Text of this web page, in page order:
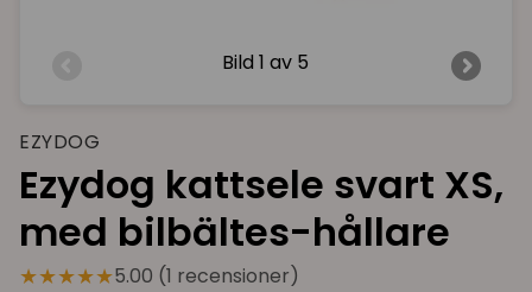
Bild1 av 5
EZYDOG
Ezydog kattsele svart XS,
med bilbältes-hållare
★★★★★5.00 (1 recensioner)